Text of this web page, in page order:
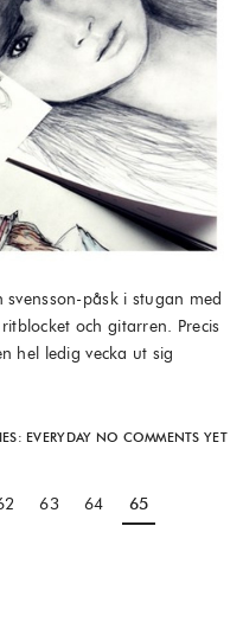
påsk i stugan med
och gitarren. Precis
hel ledig vecka ut sig
EVERYDAY NO COMMENTS YET
63 64 65